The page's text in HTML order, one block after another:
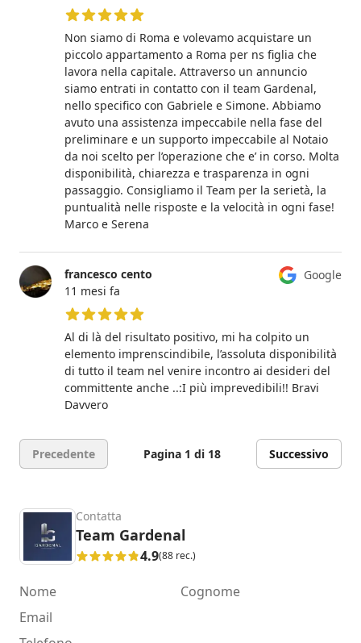
5 su 5 stelle
Non siamo di Roma e volevamo acquistare un
piccolo appartamento a Roma per ns figlia che
lavora nella capitale. Attraverso un annuncio
siamo entrati in contatto con il team Gardenal,
nello specifico con Gabriele e Simone. Abbiamo
avuto una assistenza impeccabile nella fase del
preliminare e un supporto impeccabile al Notaio
da noi scelto per l’operazione che e’ in corso. Molta
disponibilità, chiarezza e trasparenza in ogni
passaggio. Consigliamo il Team per la serietà, la
puntualità nelle risposte e la velocità in ogni fase!
Marco e Serena
Google
francesco cento
11 mesi fa
5 su 5 stelle
Al di là del risultato positivo, mi ha colpito un
elemento imprenscindibile, l’assoluta disponibilità
di tutto il team nel venire incontro ai desideri del
committente anche ..:I più imprevedibili!! Bravi
Davvero
Precedente Pagina 1 di 18 Successivo
Contatta
Team Gardenal
4.9(88 rec.)